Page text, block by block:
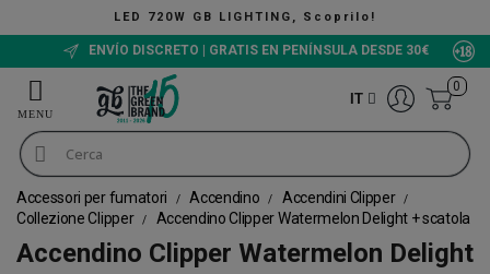
Scoprilo!
ENVÍO DISCRETO | GRATIS EN PENÍNSULA DESDE 30€
IT
0
Accessori per fumatori Accendino
Accendini Clipper
Collezione Clipper
Accendino Clipper Watermelon Delight + scatola
Accendino Clipper Watermelon Delight